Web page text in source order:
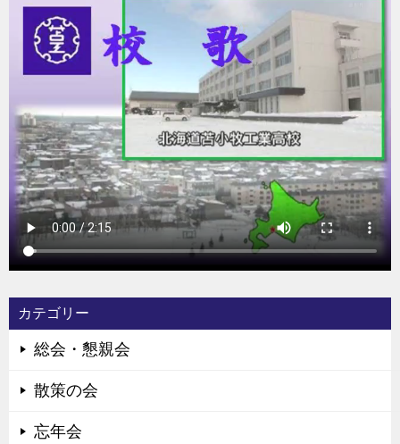
カテゴリー
総会・懇親会
散策の会
忘年会